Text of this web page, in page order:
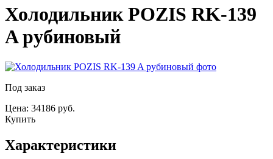
Холодильник POZIS RK-139
A рубиновый
Под заказ
Цена: 34186 руб.
Купить
Характеристики